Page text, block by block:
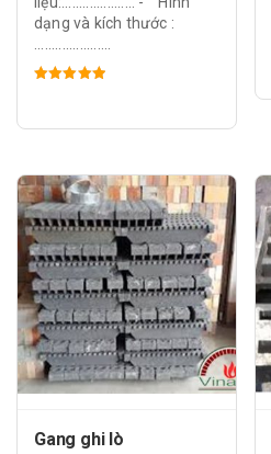
dạng và kích thước :
5 sao
Gang ghi lò